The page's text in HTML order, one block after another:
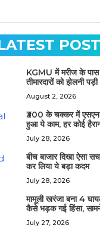
POST
KGMU में मरीज के पास
तीमारदारों को झेलनी
August 2, 2026
₹300 के चक्कर में
हुआ ये काम, हर कोई
July 28, 2026
बीच बाजार दिखा ऐसा
कर लिया ये बड़ा कदम
July 28, 2026
मामूली खरंजा बना 4
कैसे भड़क गई हिंसा,
July 27, 2026